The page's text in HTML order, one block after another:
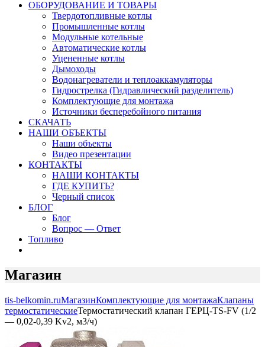
ОБОРУДОВАНИЕ И ТОВАРЫ
Твердотопливные котлы
Промышленные котлы
Модульные котельные
Автоматические котлы
Уцененные котлы
Дымоходы
Водонагреватели и теплоаккамуляторы
Гидрострелка (Гидравлический разделитель)
Комплектующие для монтажа
Источники бесперебойного питания
СКАЧАТЬ
НАШИ ОБЪЕКТЫ
Наши объекты
Видео презентации
КОНТАКТЫ
НАШИ КОНТАКТЫ
ГДЕ КУПИТЬ?
Черный список
БЛОГ
Блог
Вопрос — Ответ
Топливо
Магазин
tis-belkomin.ruМагазинКомплектующие для монтажаКлапаны
термостатическиеТермостатический клапан ГЕРЦ-TS-FV (1/2
— 0,02-0,39 Kv2, м3/ч)